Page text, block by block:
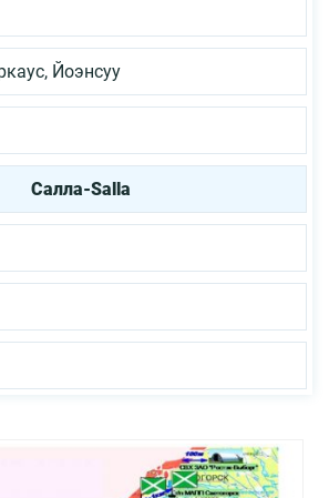
Йоэнсуу
Салла-Salla